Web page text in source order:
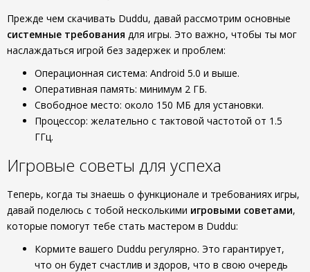
Прежде чем скачивать Duddu, давай рассмотрим основные
системные требования для игры. Это важно, чтобы ты мог
наслаждаться игрой без задержек и проблем:
Операционная система: Android 5.0 и выше.
Оперативная память: минимум 2 ГБ.
Свободное место: около 150 МБ для установки.
Процессор: желательно с тактовой частотой от 1.5
ГГц.
Игровые советы для успеха
Теперь, когда ты знаешь о функционале и требованиях игры,
давай поделюсь с тобой несколькими игровыми советами,
которые помогут тебе стать мастером в Duddu:
Кормите вашего Duddu регулярно. Это гарантирует,
что он будет счастлив и здоров, что в свою очередь